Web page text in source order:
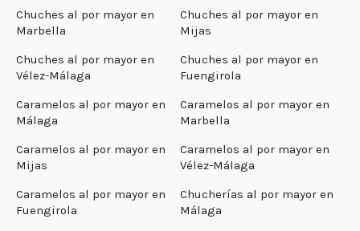
Chuches al por mayor en
Marbella
Chuches al por mayor en
Mijas
Chuches al por mayor en
Vélez-Málaga
Chuches al por mayor en
Fuengirola
Caramelos al por mayor en
Málaga
Caramelos al por mayor en
Marbella
Caramelos al por mayor en
Mijas
Caramelos al por mayor en
Vélez-Málaga
Caramelos al por mayor en
Fuengirola
Chucherías al por mayor en
Málaga